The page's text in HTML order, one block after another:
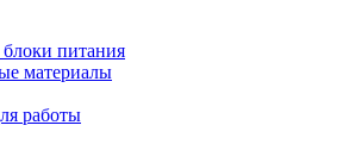
питания
материалы
работы